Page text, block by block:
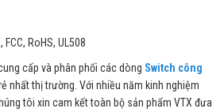
RoHS, UL508
cấp và phân phối các dòng Switch công
nhất thị trường. Với nhiều năm kinh nghiệm
tôi xin cam kết toàn bộ sản phẩm VTX đưa